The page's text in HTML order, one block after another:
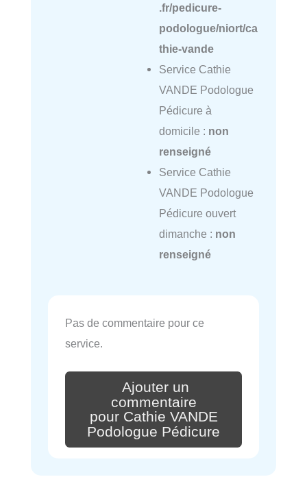
.fr/pedicure-
podologue/niort/ca
thie-vande
Service Cathie
VANDE Podologue
Pédicure à
domicile : non
renseigné
Service Cathie
VANDE Podologue
Pédicure ouvert
dimanche : non
renseigné
Pas de commentaire pour ce
service.
Ajouter un
commentaire
pour Cathie VANDE
Podologue Pédicure